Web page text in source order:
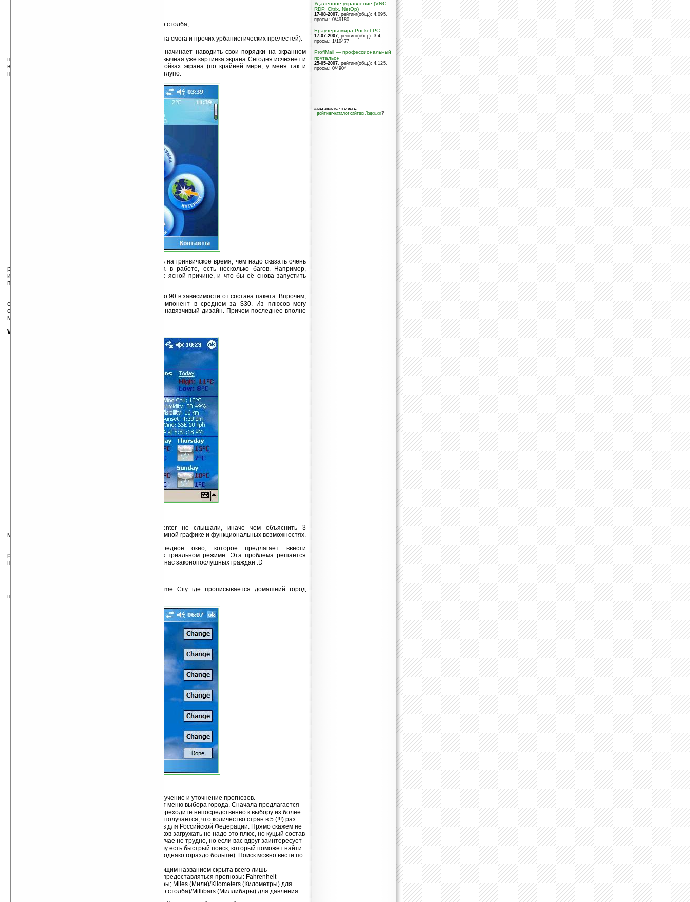
барометрическое давление в дюймах ртутного столба,
видимость в километрах (естественно без учёта смога и прочих урбанистических прелестей).
Journal Bar как и любой today плагин тут же начинает наводить свои порядки на экранном
пространстве, поэтому будьте готовы к тому, что привычная уже картинка экрана Сегодня исчезнет и
вернётся только тогда, кода вы пороетесь в настройках экрана (по крайней мере, у меня так и
произошло), но от этого выглядеть он станет совсем глупо.
К тому же у меня системные часы перевелись на гринвичское время, чем надо сказать очень
расстроили. В целом программа не очень удобна в работе, есть несколько багов. Например,
информационная панель иногда закрывается по не ясной причине, и что бы её снова запустить
приходится лезть в настройки.
Стоимость приложения приличная — от $80 до 90 в зависимости от состава пакета. Впрочем,
есть возможность приобрести отдельно любой компонент в среднем за $30. Из плюсов могу
отметить разве что небольшой расход трафика и ненавязчивый дизайн. Причем последнее вполне
можно отнести и к минусам, кому как нравится.
Weather Center
Об оптимизации разработчики Weather Center не слышали, иначе чем объяснить 3
мегабайтный установочный архив при довольно скромной графике и функциональных возможностях.
При запуске программы выскакивает вредное окно, которое предлагает ввести
регистрационный код или запустить приложение в триальном режиме. Эта проблема решается
путём тривиального кряка ;) но этот путь ясно не для нас законопослушных граждан :D
(Города) — Здесь есть 6 слотов: Home City где прописывается домашний город
пользователя и ещё пять для других городов.
(Обновить соединение) — получение и уточнение прогнозов.
(Изменить города) — Открывает меню выбора города. Сначала предлагается
кликнуть на любом из слотов, после чего вы переходите непосредственно к выбору из более
чем 200 стран. Оно конечно замечательно, но получается, что количество стран в 5 (!!!) раз
больше доступного в программе числа городов для Российской Федерации. Прямо скажем не
богато. Конечно, то что дополнительных списков загружать не надо это плюс, но куцый состав
этих списков огорчает. Вести поиск в таком случае не трудно, но если вас вдруг заинтересует
погода в Англии или США в нижнем правом углу есть быстрый поиск, который поможет найти
город (количество городов для Англии и США, однако гораздо больше). Поиск можно вести по
(Настройки) — Под многообещающим названием скрыта всего лишь
возможность выбрать в каких единицах будут предоставляться прогнозы: Fahrenheit
(Фаренгейт)/Celsius (Цельсий) для температуры; Miles (Мили)/Kilometers (Километры) для
расстояния; Inches of mercury (Дюймы ртутного столба)/Millibars (Миллибары) для давления.
Удаленное управление (VNC,
RDP, Citrix, NetOp)
17-08-2007, рейтинг(общ.): 4.095,
просм.: 0/49180
Браузеры мира Pocket PC
17-07-2007, рейтинг(общ.): 3.4,
просм.: 1/10477
ProfiMail — профессиональный
почтальон
25-05-2007, рейтинг(общ.): 4.125,
просм.: 0/4904
а вы знаете, что есть:
- рейтинг-каталог сайтов Ладошек?